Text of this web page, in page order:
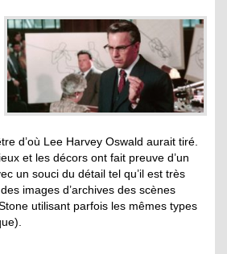
d’où Lee Harvey Oswald aurait tiré.
et les décors ont fait preuve d’un
un souci du détail tel qu’il est très
images d’archives des scènes
utilisant parfois les mêmes types